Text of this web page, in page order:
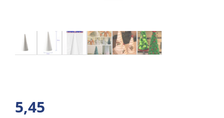
5,45